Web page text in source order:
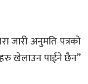
जारी अनुमति पत्रको
खेलाउन पाईने छैन”